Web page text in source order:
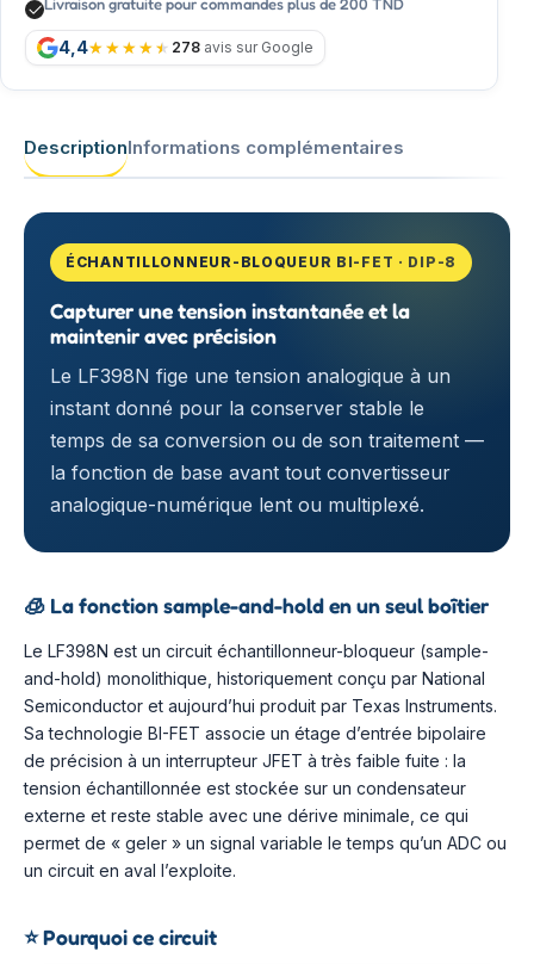
4,4 278 avis sur Google
DescriptionInformations complémentaires
ÉCHANTILLONNEUR-BLOQUEUR BI-FET · DIP-8
Capturer une tension instantanée et la
maintenir avec précision
Le LF398N fige une tension analogique à un
instant donné pour la conserver stable le
temps de sa conversion ou de son traitement —
la fonction de base avant tout convertisseur
analogique-numérique lent ou multiplexé.
🧊 La fonction sample-and-hold en un seul boîtier
Le LF398N est un circuit échantillonneur-bloqueur (sample-
and-hold) monolithique, historiquement conçu par National
Semiconductor et aujourd’hui produit par Texas Instruments.
Sa technologie BI-FET associe un étage d’entrée bipolaire
de précision à un interrupteur JFET à très faible fuite : la
tension échantillonnée est stockée sur un condensateur
externe et reste stable avec une dérive minimale, ce qui
permet de « geler » un signal variable le temps qu’un ADC ou
un circuit en aval l’exploite.
⭐Pourquoi ce circuit